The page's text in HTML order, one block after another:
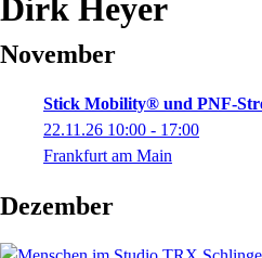
Dirk Heyer
November
Stick Mobility® und PNF-
22.11.26 10:00 - 17:00
Frankfurt am Main
Dezember